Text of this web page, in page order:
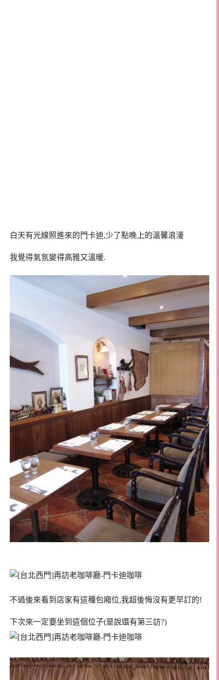
白天有光線照進來的門卡迪,少了點晚上的溫馨浪漫
我覺得氣氛變得高雅又溫暖.
不過後來看到店家有這種包廂位,我超後悔沒有更早訂的!
下次來一定要坐到這個位子(是說還有第三訪?)